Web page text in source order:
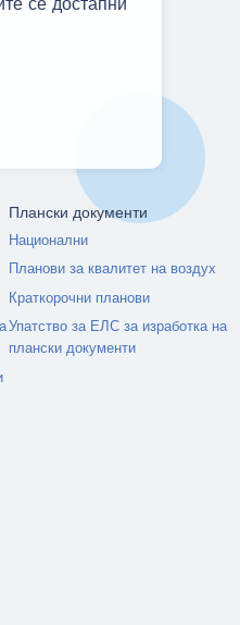
се достапни
Плански документи
Национални
Планови за квалитет на воздух
Краткорочни планови
Упатство за ЕЛС за изработка на
плански документи